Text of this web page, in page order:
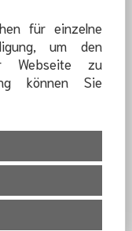
werden,
zweite Spiel
unsere Kids
Minuten stand
Nach der
in der
am Spiel
wurden
lediglich 3
für einzelne
um den
Webseite zu
können Sie